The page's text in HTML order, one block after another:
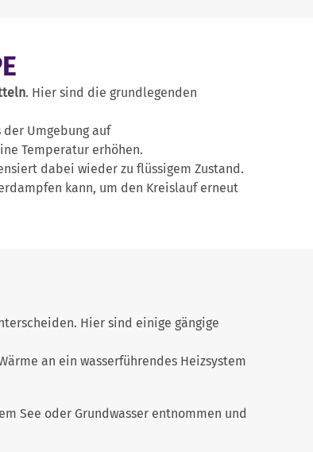
. Hier sind die grundlegenden
Umgebung auf
Temperatur erhöhen.
dabei wieder zu flüssigem Zustand.
kann, um den Kreislauf erneut
Hier sind einige gängige
an ein wasserführendes Heizsystem
See oder Grundwasser entnommen und